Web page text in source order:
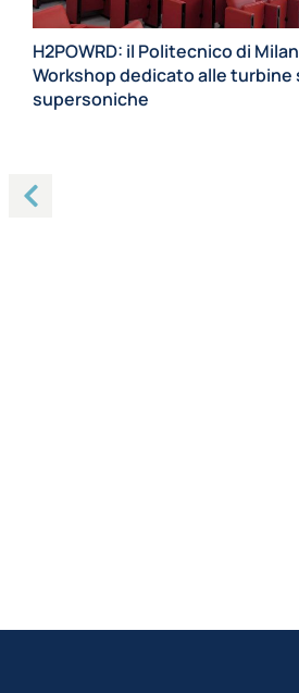
H2POWRD: il Politecnico di
Workshop dedicato alle turbine
supersoniche